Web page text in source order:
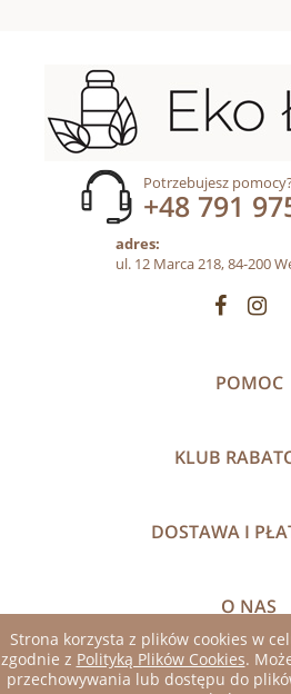
Strona korzysta z plików cookies w
zgodnie z Polityką Plików Cookies.
przechowywania lub dostępu do
Potrzebujesz
+48 791
adres:
ul. 12 Marca 218, 84-200
POMOC
KLUB
DOSTAWA I
O NAS
pokaż pełną